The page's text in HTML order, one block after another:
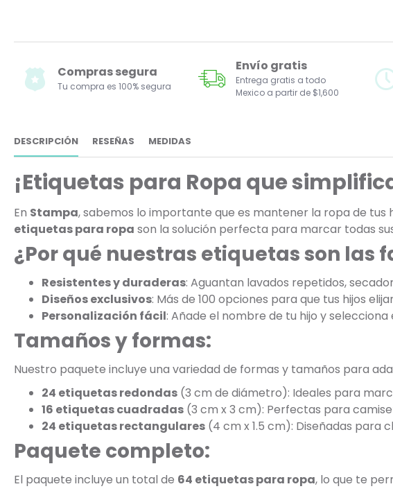
Compras segura
Tu compra es 100% segura
Envío gratis
Entrega gratis a todo
Mexico a partir de $1,600
DESCRIPCIÓN RESEÑAS MEDIDAS
¡Etiquetas para Ropa que
En Stampa, sabemos lo importante que es mantener la ropa de tus
etiquetas para ropa son la solución perfecta para marcar todas
¿Por qué nuestras etiquetas son las
Resistentes y duraderas: Aguantan lavados repetidos,
Diseños exclusivos: Más de 100 opciones para que tus hijos
Personalización fácil: Añade el nombre de tu hijo y selecciona
Tamaños y formas:
Nuestro paquete incluye una variedad de formas y tamaños para
24 etiquetas redondas (3 cm de diámetro): Ideales para
16 etiquetas cuadradas (3 cm x 3 cm): Perfectas para
24 etiquetas rectangulares (4 cm x 1.5 cm): Diseñadas para
Paquete completo:
El paquete incluye un total de 64 etiquetas para ropa, lo que te